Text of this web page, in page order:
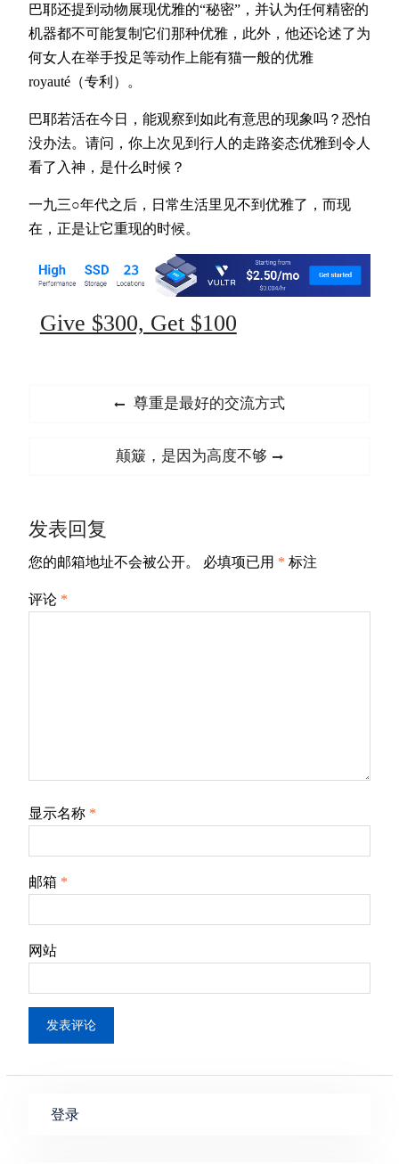
巴耶还提到动物展现优雅的“秘密”，并认为任何精密的
机器都不可能复制它们那种优雅，此外，他还论述了为
何女人在举手投足等动作上能有猫一般的优雅
royauté（专利）。
巴耶若活在今日，能观察到如此有意思的现象吗？恐怕
没办法。请问，你上次见到行人的走路姿态优雅到令人
看了入神，是什么时候？
一九三○年代之后，日常生活里见不到优雅了，而现
在，正是让它重现的时候。
Give $300, Get $100
Previous
尊重是最好的交流方式
Next
颠簸，是因为高度不够
发表回复
您的邮箱地址不会被公开。 必填项已用 * 标注
评论 *
显示名称 *
邮箱 *
网站
登录